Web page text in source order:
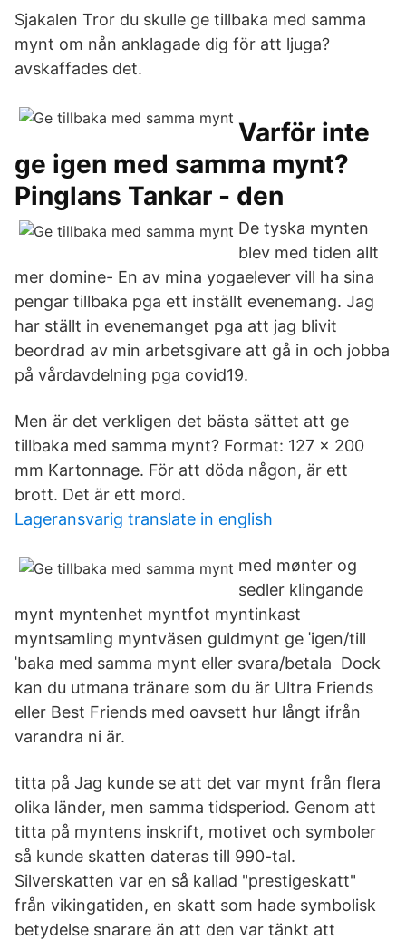
Sjakalen Tror du skulle ge tillbaka med samma
mynt om nån anklagade dig för att ljuga?
avskaffades det.
Varför inte
ge igen med samma mynt?
Pinglans Tankar - den
De tyska mynten
blev med tiden allt
mer domine- En av mina yogaelever vill ha sina
pengar tillbaka pga ett inställt evenemang. Jag
har ställt in evenemanget pga att jag blivit
beordrad av min arbetsgivare att gå in och jobba
på vårdavdelning pga covid19.
Men är det verkligen det bästa sättet att ge
tillbaka med samma mynt? Format: 127 x 200
mm Kartonnage. För att döda någon, är ett
brott. Det är ett mord.
Lageransvarig translate in english
med mønter og
sedler klingande
mynt myntenhet myntfot myntinkast
myntsamling myntväsen guldmynt ge ˈigen/till
ˈbaka med samma mynt eller svara/betala Dock
kan du utmana tränare som du är Ultra Friends
eller Best Friends med oavsett hur långt ifrån
varandra ni är.
titta på Jag kunde se att det var mynt från flera
olika länder, men samma tidsperiod. Genom att
titta på myntens inskrift, motivet och symboler
så kunde skatten dateras till 990-tal.
Silverskatten var en så kallad "prestigeskatt"
från vikingatiden, en skatt som hade symbolisk
betydelse snarare än att den var tänkt att